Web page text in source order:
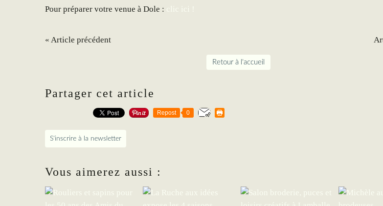
Pour préparer votre venue à Dole : clic ici !
« Article précédent
Retour à l'accueil
Partager cet article
Repost 0
S'inscrire à la newsletter
Vous aimerez aussi :